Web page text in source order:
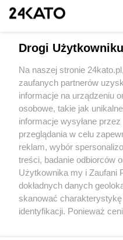
Wydawca mediów lokalnych
Nie zapomnij
zapoznać się z:
polityką prywatności
Twojemiasto
Piekary Śląskie
Chorzów
Tarnowskie Góry
Drogi
Na naszej stronie
zaufanych partnerów
informacje na urządzeniu
osobowe, takie jak
informacje wysyłane
przeglądania w celu
reklam, wybór
treści, badanie odbiorców
Użytkownika my i Zaufani
dokładnych danych
skanować
identyfikacji. Ponieważ